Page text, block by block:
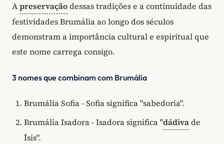
Apreservaçãodessas tradições e a continuidade das
festividades Brumália ao longo dos séculos
demonstram a importância cultural e espiritual que
este nome carrega consigo.
3 nomes que combinam com Brumália
Brumália Sofia - Sofia significa "sabedoria".
Brumália Isadora - Isadora significa "dádivade
Ísis".